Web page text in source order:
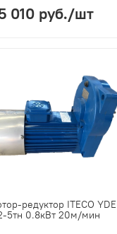
010 руб./шт
редуктор ITECO YDE
5тн 0.8кВт 20м/мин